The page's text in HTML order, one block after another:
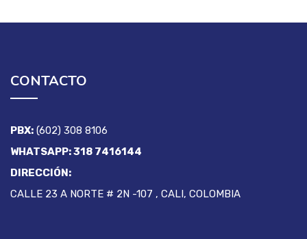
CONTACTO
PBX: (602) 308 8106
WHATSAPP: 318 7416144
DIRECCIÓN:
CALLE 23 A NORTE # 2N -107 , CALI, COLOMBIA